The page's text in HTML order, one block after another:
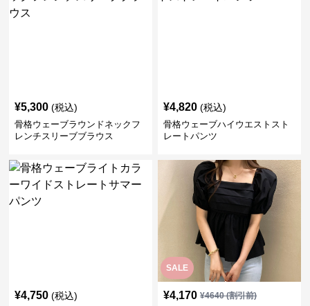
¥5,300 (税込)
骨格ウェーブラウンドネックフ
レンチスリーブブラウス
¥4,820 (税込)
骨格ウェーブハイウエストスト
レートパンツ
¥4,750 (税込)
SALE
¥4,170 ¥4640(割引前)